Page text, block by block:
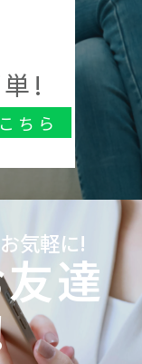
!
ちら
気軽に!
達